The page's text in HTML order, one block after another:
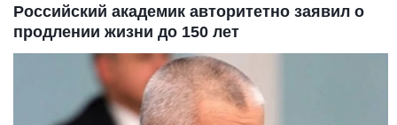
Российский академик авторитетно заявил о
продлении жизни до 150 лет